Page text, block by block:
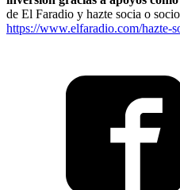
de El Faradio y hazte socia o
https://www.elfaradio.com/hazte-